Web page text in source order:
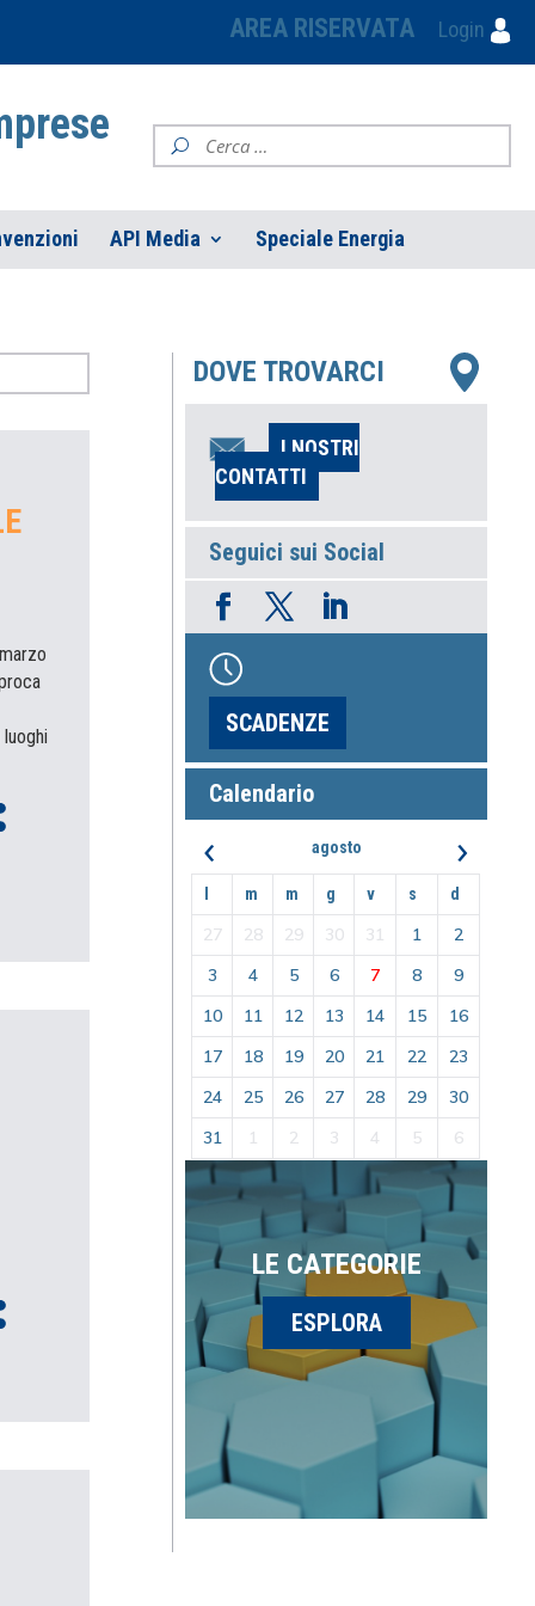
AREA RISERVATA Login
API Media Speciale Energia
DOVE TROVARCI
I NOSTRI
CONTATTI
Seguici sui Social
SCADENZE
Calendario
‹ agosto ›
m m g v s d
27 28 29 30 31 1
2
3
4 5 6 7 8
9
10
11 12 13 14 15
16
17
18 19 20 21 22
23
24
25 26 27 28 29
30
31
1 2 3 4 5 6
LE CATEGORIE
ESPLORA